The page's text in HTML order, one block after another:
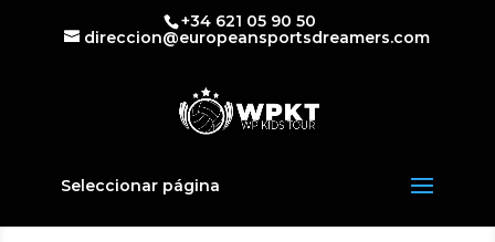
+34 621 05 90 50
direccion@europeansportsdreamers.com
Seleccionar página